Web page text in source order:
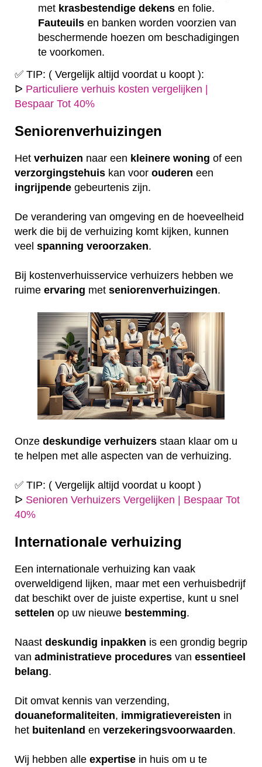
met krasbestendige dekens en folie.
Fauteuils en banken worden voorzien van
beschermende hoezen om beschadigingen
te voorkomen.
✅ TIP: ( Vergelijk altijd voordat u koopt ):
ᐅ Particuliere verhuis kosten vergelijken |
Bespaar Tot 40%
Seniorenverhuizingen
Het verhuizen naar een kleinere woning of een
verzorgingstehuis kan voor ouderen een
ingrijpende gebeurtenis zijn.
De verandering van omgeving en de hoeveelheid
werk die bij de verhuizing komt kijken, kunnen
veel spanning veroorzaken.
Bij kostenverhuisservice verhuizers hebben we
ruime ervaring met seniorenverhuizingen.
Onze deskundige verhuizers staan klaar om u
te helpen met alle aspecten van de verhuizing.
✅ TIP: ( Vergelijk altijd voordat u koopt )
ᐅ Senioren Verhuizers Vergelijken | Bespaar Tot
40%
Internationale verhuizing
Een internationale verhuizing kan vaak
overweldigend lijken, maar met een verhuisbedrijf
dat beschikt over de juiste expertise, kunt u snel
settelen op uw nieuwe bestemming.
Naast deskundig inpakken is een grondig begrip
van administratieve procedures van essentieel
belang.
Dit omvat kennis van verzending,
douaneformaliteiten, immigratievereisten in
het buitenland en verzekeringsvoorwaarden.
Wij hebben alle expertise in huis om u te